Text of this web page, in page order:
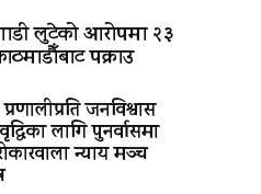
लुटेको आरोपमा २३
पक्राउ
जनविश्वास
लागि पुनर्वासमा
न्याय मञ्च